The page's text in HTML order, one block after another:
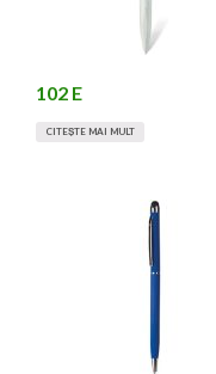
102 E
CITEȘTE MAI MULT